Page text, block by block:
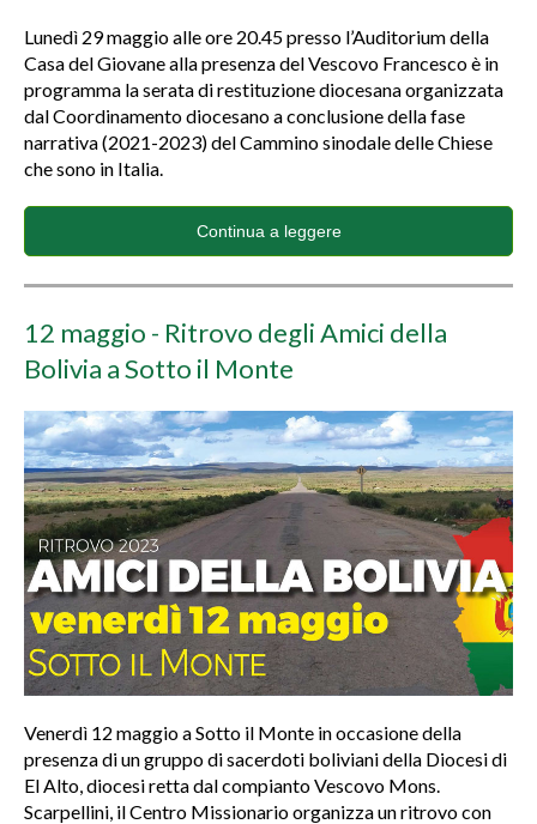
Lunedì 29 maggio alle ore 20.45 presso l’Auditorium della
Casa del Giovane alla presenza del Vescovo Francesco è in
programma la serata di restituzione diocesana organizzata
dal Coordinamento diocesano a conclusione della fase
narrativa (2021-2023) del Cammino sinodale delle Chiese
che sono in Italia.
Continua a leggere
12 maggio - Ritrovo degli Amici della
Bolivia a Sotto il Monte
Venerdì 12 maggio a Sotto il Monte in occasione della
presenza di un gruppo di sacerdoti boliviani della Diocesi di
El Alto, diocesi retta dal compianto Vescovo Mons.
Scarpellini, il Centro Missionario organizza un ritrovo con